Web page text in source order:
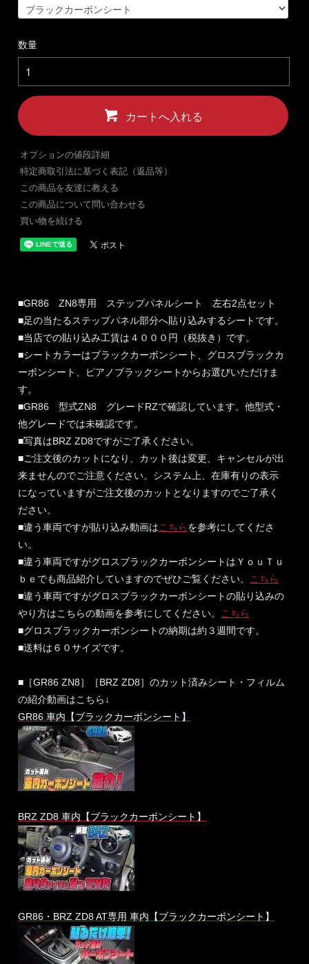
数量
カートへ入れる
オプションの値段詳細
特定商取引法に基づく表記（返品等）
この商品を友達に教える
この商品について問い合わせる
買い物を続ける
■GR86 ZN8専用 ステップパネルシート 左右2点セット
■足の当たるステップパネル部分へ貼り込みするシートです。
■当店での貼り込み工賃は４０００円（税抜き）です。
■シートカラーはブラックカーボンシート、グロスブラックカ
ーボンシート、ピアノブラックシートからお選びいただけま
す。
■GR86 型式ZN8 グレードRZで確認しています。他型式・
他グレードでは未確認です。
■写真はBRZ ZD8ですがご了承ください。
■ご注文後のカットになり、カット後は変更、キャンセルが出
来ませんのでご注意ください。システム上、在庫有りの表示
になっていますがご注文後のカットとなりますのでご了承く
ださい。
■違う車両ですが貼り込み動画はこちらを参考にしてくださ
い。
■違う車両ですがグロスブラックカーボンシートはＹｏｕＴｕ
ｂｅでも商品紹介していますのでぜひご覧ください。 こちら
■違う車両ですがグロスブラックカーボンシートの貼り込みの
やり方はこちらの動画を参考にしてください。 こちら
■グロスブラックカーボンシートの納期は約３週間です。
■送料は６０サイズです。
■［GR86 ZN8］［BRZ ZD8］のカット済みシート・フィルム
の紹介動画はこちら↓
GR86 車内【ブラックカーボンシート】
BRZ ZD8 車内【ブラックカーボンシート】
GR86・BRZ ZD8 AT専用 車内【ブラックカーボンシート】